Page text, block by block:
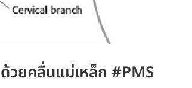
วยคลื่นแม่เหล็ก #PMS